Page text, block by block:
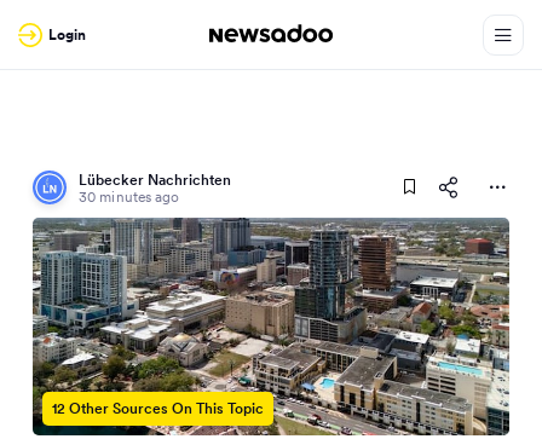
Login
Lübecker Nachrichten
30 minutes ago
12 Other Sources On This Topic